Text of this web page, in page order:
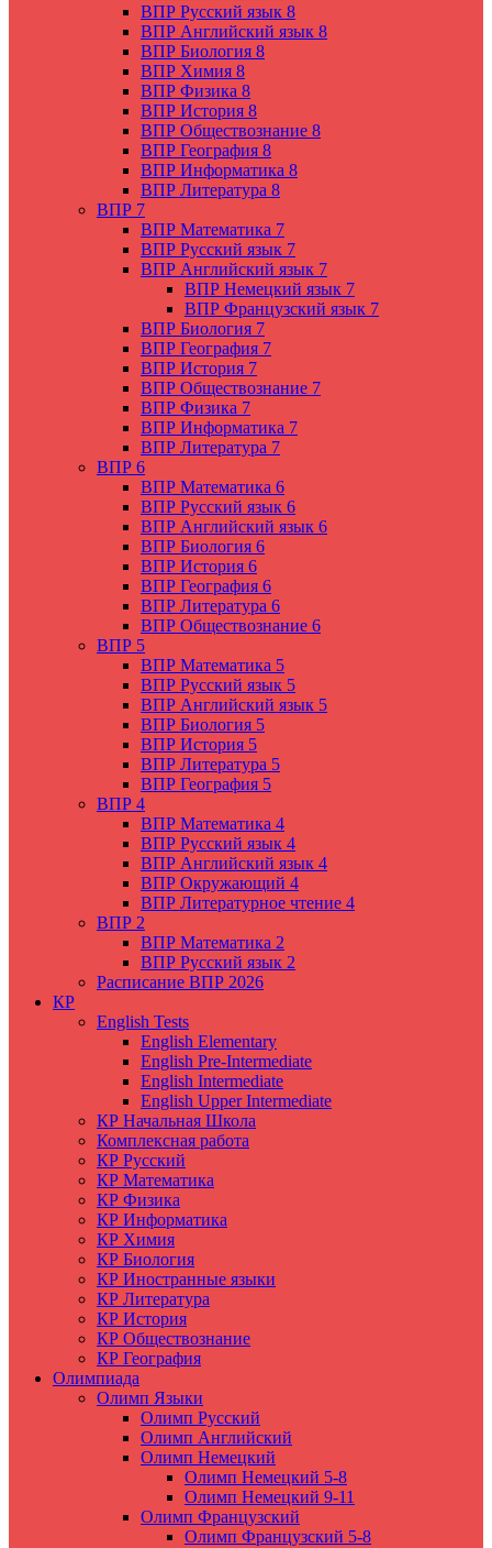
ВПР Русский язык 8
ВПР Английский язык 8
ВПР Биология 8
ВПР Химия 8
ВПР Физика 8
ВПР История 8
ВПР Обществознание 8
ВПР География 8
ВПР Информатика 8
ВПР Литература 8
ВПР 7
ВПР Математика 7
ВПР Русский язык 7
ВПР Английский язык 7
ВПР Немецкий язык 7
ВПР Французский язык 7
ВПР Биология 7
ВПР География 7
ВПР История 7
ВПР Обществознание 7
ВПР Физика 7
ВПР Информатика 7
ВПР Литература 7
ВПР 6
ВПР Математика 6
ВПР Русский язык 6
ВПР Английский язык 6
ВПР Биология 6
ВПР История 6
ВПР География 6
ВПР Литература 6
ВПР Обществознание 6
ВПР 5
ВПР Математика 5
ВПР Русский язык 5
ВПР Английский язык 5
ВПР Биология 5
ВПР История 5
ВПР Литература 5
ВПР География 5
ВПР 4
ВПР Математика 4
ВПР Русский язык 4
ВПР Английский язык 4
ВПР Окружающий 4
ВПР Литературное чтение 4
ВПР 2
ВПР Математика 2
ВПР Русский язык 2
Расписание ВПР 2026
КР
English Tests
English Elementary
English Pre-Intermediate
English Intermediate
English Upper Intermediate
КР Начальная Школа
Комплексная работа
КР Русский
КР Математика
КР Физика
КР Информатика
КР Химия
КР Биология
КР Иностранные языки
КР Литература
КР История
КР Обществознание
КР География
Олимпиада
Олимп Языки
Олимп Русский
Олимп Английский
Олимп Немецкий
Олимп Немецкий 5-8
Олимп Немецкий 9-11
Олимп Французский
Олимп Французский 5-8